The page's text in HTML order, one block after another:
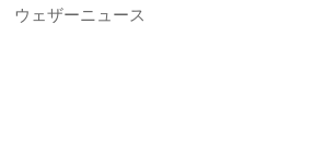
ウェザーニュース